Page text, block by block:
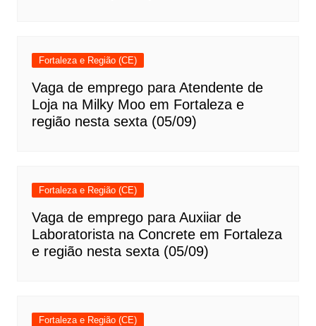
Fortaleza e Região (CE)
Vaga de emprego para Atendente de
Loja na Milky Moo em Fortaleza e
região nesta sexta (05/09)
Fortaleza e Região (CE)
Vaga de emprego para Auxiiar de
Laboratorista na Concrete em Fortaleza
e região nesta sexta (05/09)
Fortaleza e Região (CE)